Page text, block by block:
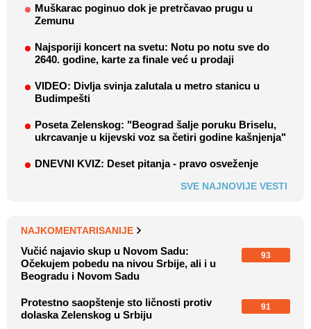
Muškarac poginuo dok je pretrčavao prugu u
Zemunu
Najsporiji koncert na svetu: Notu po notu sve do
2640. godine, karte za finale već u prodaji
VIDEO: Divlja svinja zalutala u metro stanicu u
Budimpešti
Poseta Zelenskog: "Beograd šalje poruku Briselu,
ukrcavanje u kijevski voz sa četiri godine kašnjenja"
DNEVNI KVIZ: Deset pitanja - pravo osveženje
SVE NAJNOVIJE VESTI
NAJKOMENTARISANIJE
Vučić najavio skup u Novom Sadu:
Očekujem pobedu na nivou Srbije, ali i u
Beogradu i Novom Sadu
93
Protestno saopštenje sto ličnosti protiv
dolaska Zelenskog u Srbiju
91